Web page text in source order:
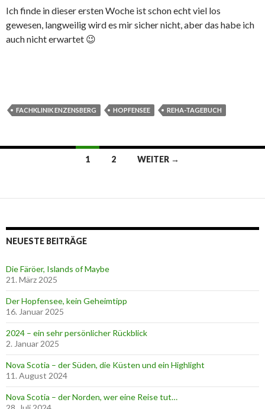
Ich finde in dieser ersten Woche ist schon echt viel los
gewesen, langweilig wird es mir sicher nicht, aber das habe ich
auch nicht erwartet 😉
FACHKLINIK ENZENSBERG HOPFENSEE REHA-TAGEBUCH
Navigation
1 2 WEITER →
NEUESTE BEITRÄGE
Die Färöer, Islands of Maybe
21. März 2025
Der Hopfensee, kein Geheimtipp
16. Januar 2025
2024 – ein sehr persönlicher Rückblick
2. Januar 2025
Nova Scotia – der Süden, die Küsten und ein Highlight
11. August 2024
Nova Scotia – der Norden, wer eine Reise tut…